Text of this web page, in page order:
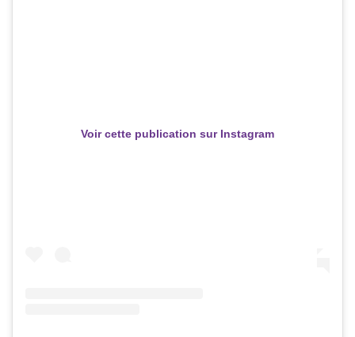
Voir cette publication sur Instagram